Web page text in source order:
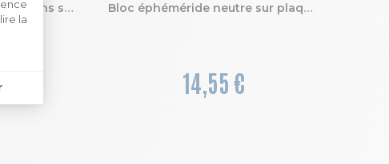
Bloc éphéméride comique sans support 6,5 x 9,7 cm 2027 Bloc éphéméride neutre sur plaque papier 14,5 x 21,5 cm 2027
14,55 €